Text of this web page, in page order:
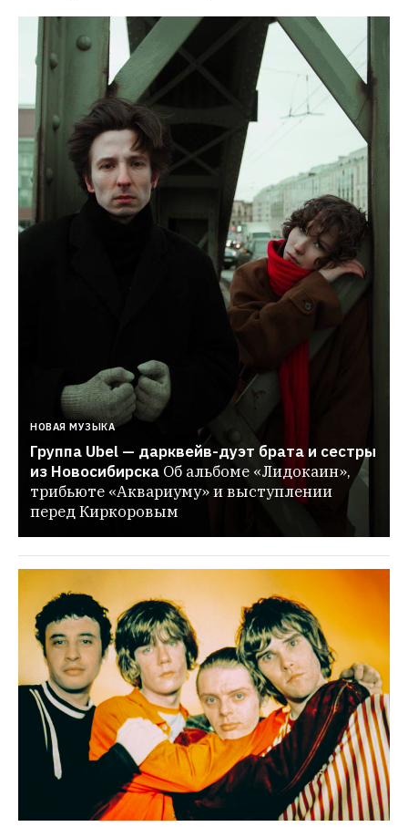
НОВАЯ МУЗЫКА
Группа Ubel — дарквейв-дуэт брата и сестры
из Новосибирска Об альбоме «Лидокаин»,
трибьюте «Аквариуму» и выступлении
перед Киркоровым